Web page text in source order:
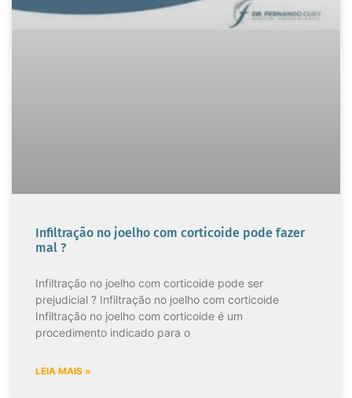
Infiltração no joelho com corticoide pode fazer
mal ?
Infiltração no joelho com corticoide pode ser
prejudicial ? Infiltração no joelho com corticoide
Infiltração no joelho com corticoide é um
procedimento indicado para o
LEIA MAIS »